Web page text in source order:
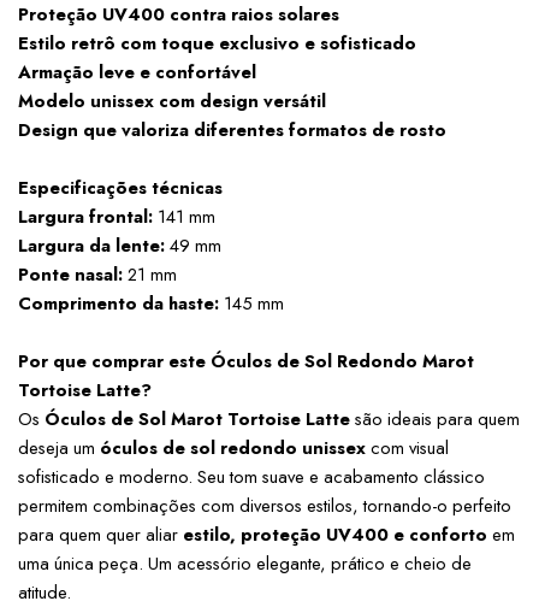
Proteção UV400 contra raios solares
Estilo retrô com toque exclusivo e sofisticado
Armação leve e confortável
Modelo unissex com design versátil
Design que valoriza diferentes formatos de rosto
Especificações técnicas
Largura frontal: 141 mm
Largura da lente: 49 mm
Ponte nasal: 21 mm
Comprimento da haste: 145 mm
Por que comprar este Óculos de Sol Redondo Marot
Tortoise Latte?
Os Óculos de Sol Marot Tortoise Latte são ideais para quem
deseja um óculos de sol redondo unissex com visual
sofisticado e moderno. Seu tom suave e acabamento clássico
permitem combinações com diversos estilos, tornando-o perfeito
para quem quer aliar estilo, proteção UV400 e conforto em
uma única peça. Um acessório elegante, prático e cheio de
atitude.